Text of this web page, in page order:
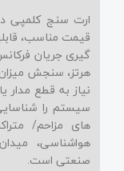
ارت سنج کلمپی
هرتز، سنجش
نیاز به قطع
سیستم را
های مزاحم/
هواشناسی،
صنعتی است.